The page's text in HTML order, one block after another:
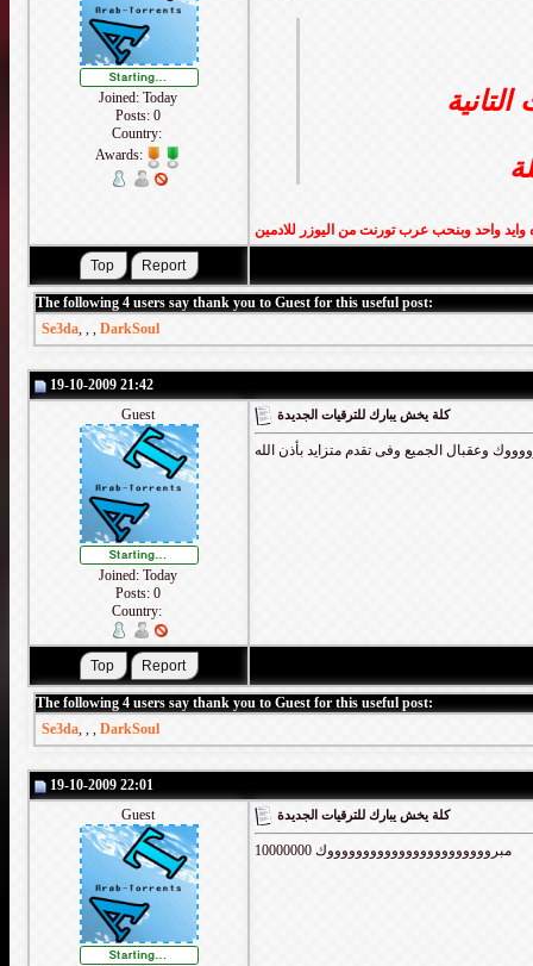
Joined: Today
Posts: 0
Country:
Awards:
The following 4 users say thank you to Guest for this useful post:
Se3da, , , DarkSoul
19-10-2009 21:42
Guest
Joined: Today
Posts: 0
Country:
كلة يخش يبارك للترقيات الجديدة
وعقبال الجميع وفى تقدم متزايد بأذن الله
The following 4 users say thank you to Guest for this useful post:
Se3da, , , DarkSoul
19-10-2009 22:01
Guest
كلة يخش يبارك للترقيات الجديدة
10000000 مبروووووووووووووووووووووووك